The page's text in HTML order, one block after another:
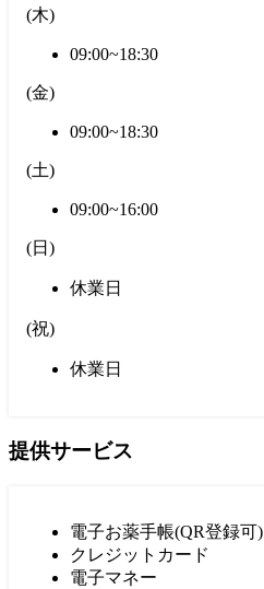
(木)
09:00~18:30
(金)
09:00~18:30
(土)
09:00~16:00
(日 )
休業日
(祝)
休業日
提供サービス
電子お薬手帳(QR登録可)
クレジットカード
電子マネー